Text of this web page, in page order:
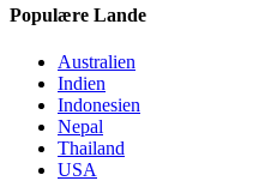
Populære Lande
Australien
Indien
Indonesien
Nepal
Thailand
USA